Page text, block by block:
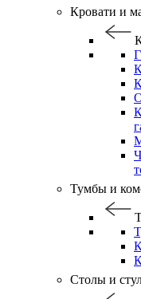
Кровати и
Тумбы и
Столы и